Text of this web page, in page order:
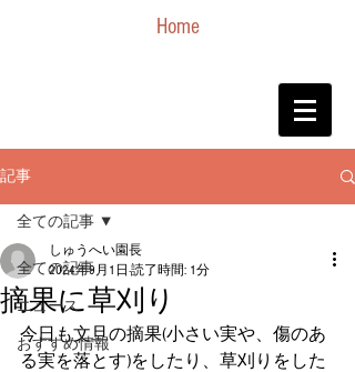
Home
記事
全ての記事
ニュース
おすすめ情報
全ての記事
摘果に草刈り
しゅうへい園長
2024年9月1日 読了時間: 1分
今日も文旦の摘果(小さい実や、傷のあ
る実を落とす)をしたり、草刈りをした